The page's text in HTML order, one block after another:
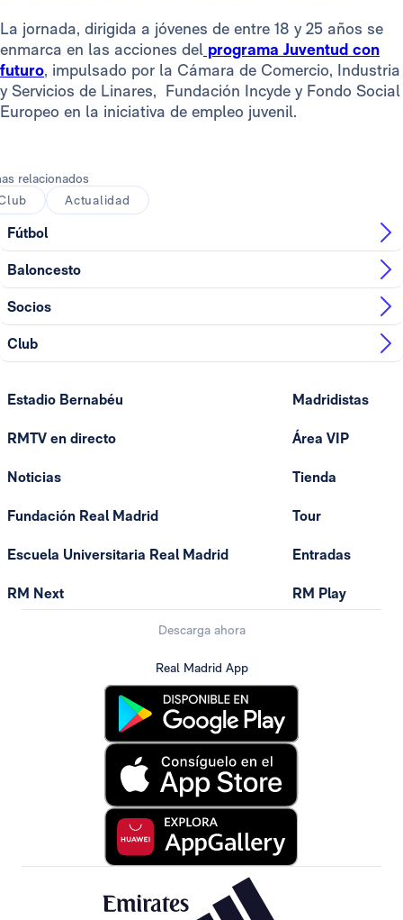
La jornada, dirigida a jóvenes de entre 18 y 25 años se
enmarca en las acciones del programa Juventud con
futuro, impulsado por la Cámara de Comercio, Industria
y Servicios de Linares, Fundación Incyde y Fondo Social
Europeo en la iniciativa de empleo juvenil.
relacionados
Actualidad
Fútbol
Baloncesto
Socios
Club
Estadio Bernabéu
RMTV en directo
Noticias
Fundación Real Madrid
Escuela Universitaria Real Madrid
RM Next
Madridistas
Área VIP
Tienda
Tour
Entradas
RM Play
Descarga ahora
Real Madrid App